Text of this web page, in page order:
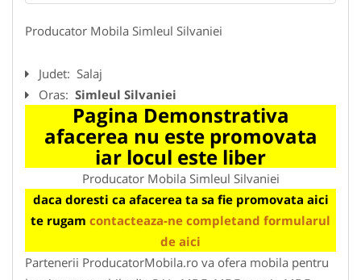
Producator Mobila Simleul Silvaniei
Judet: Salaj
Oras: Simleul Silvaniei
Pagina Demonstrativa
afacerea nu este promovata
iar locul este liber
Producator Mobila Simleul Silvaniei
daca doresti ca afacerea ta sa fie promovata aici
te rugam contacteaza-ne completand formularul
de aici
Partenerii ProducatorMobila.ro va ofera mobila pentru